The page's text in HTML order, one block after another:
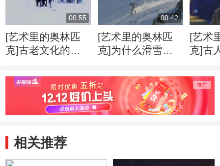
00:55
[艺术里的奥林匹
克]古老文化的传
单
00:42
[艺术里的奥林匹
克]为什么滑雪一
[艺术
克]古
相关推荐